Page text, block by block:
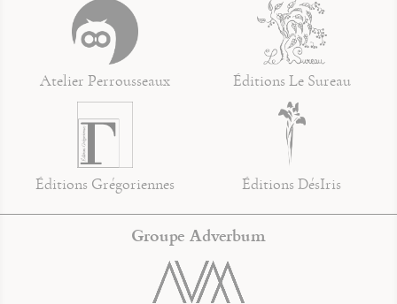
Atelier Perrousseaux Éditions Le Sureau
Éditions Grégoriennes Éditions DésIris
Groupe Adverbum